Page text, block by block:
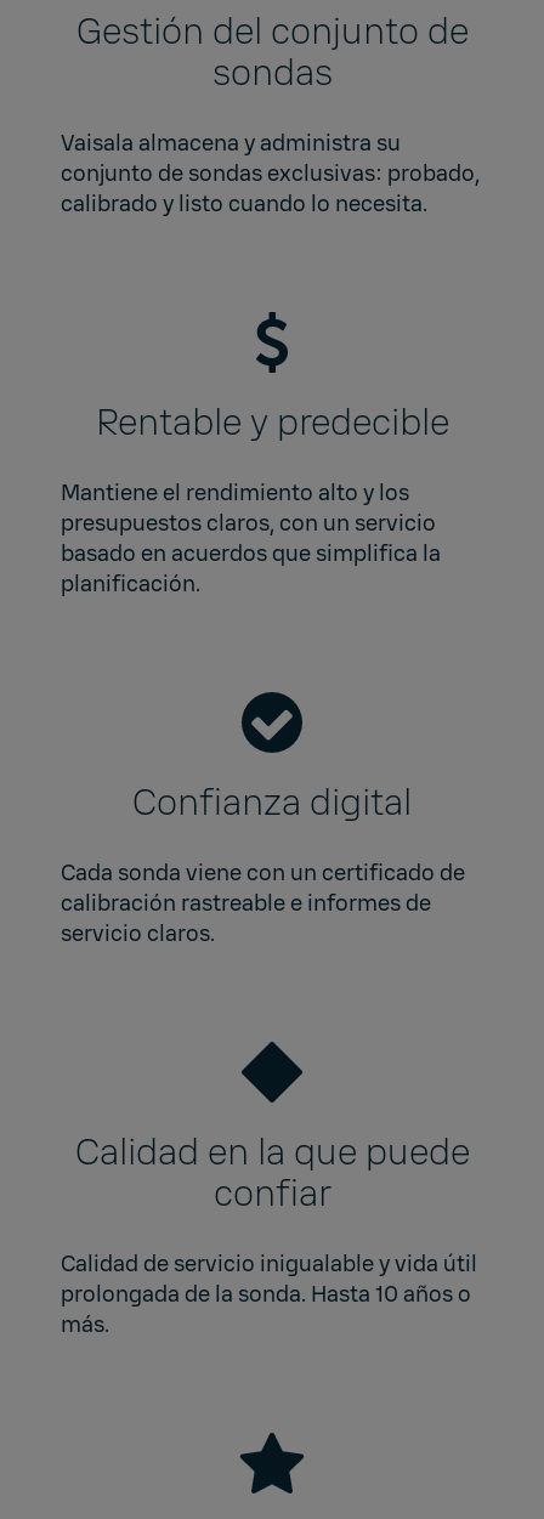
Gestión del conjunto de
sondas
Vaisala almacena y administra su
conjunto de sondas exclusivas: probado,
calibrado y listo cuando lo necesita.
Rentable y predecible
Mantiene el rendimiento alto y los
presupuestos claros, con un servicio
basado en acuerdos que simplifica la
planificación.
Confianza digital
Cada sonda viene con un certificado de
calibración rastreable e informes de
servicio claros.
Calidad en la que puede
confiar
Calidad de servicio inigualable y vida útil
prolongada de la sonda. Hasta 10 años o
más.